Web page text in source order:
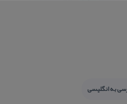
به انگلیسی